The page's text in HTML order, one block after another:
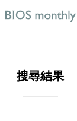
搜尋結果